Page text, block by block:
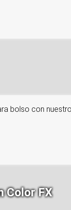
bolso con
Color FX